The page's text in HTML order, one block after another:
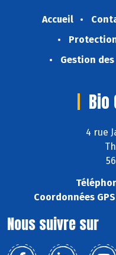
Accueil
Gestion
Bio
4 rue
Coordonnées
Nous suivre sur